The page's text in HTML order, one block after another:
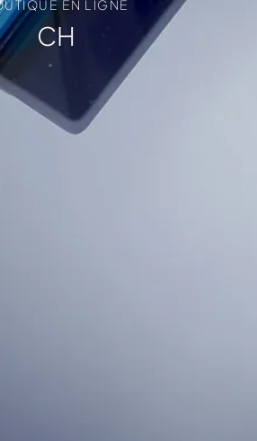
EN LIGNE
CH